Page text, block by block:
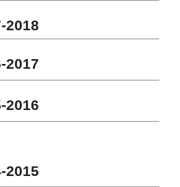
2018
2017
2016
2015